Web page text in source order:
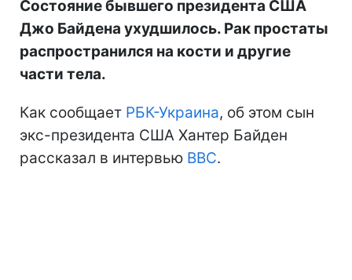
Состояние бывшего президента США
Джо Байдена ухудшилось. Рак простаты
распространился на кости и другие
части тела.
Как сообщает РБК-Украина, об этом сын
экс-президента США Хантер Байден
рассказал в интервью BBC.